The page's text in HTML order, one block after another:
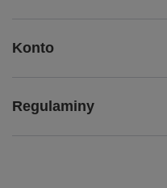
Konto
Regulaminy